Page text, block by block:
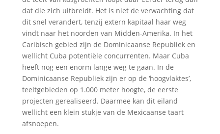
dat die zich uitbreidt. Het is niet de verwachting dat
dit snel verandert, tenzij extern kapitaal haar weg
vindt naar het noorden van Midden-Amerika. In het
Caribisch gebied zijn de Dominicaanse Republiek en
wellicht Cuba potentiële concurrenten. Maar Cuba
heeft nog een enorm lange weg te gaan. In de
Dominicaanse Republiek zijn er op de ‘hoogvlaktes’,
teeltgebieden op 1.000 meter hoogte, de eerste
projecten gerealiseerd. Daarmee kan dit eiland
wellicht een klein stukje van de Mexicaanse taart
afsnoepen.